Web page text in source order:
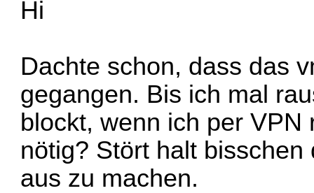
Hi
Dachte schon, dass das
gegangen. Bis ich mal
blockt, wenn ich per
nötig? Stört halt
aus zu machen.